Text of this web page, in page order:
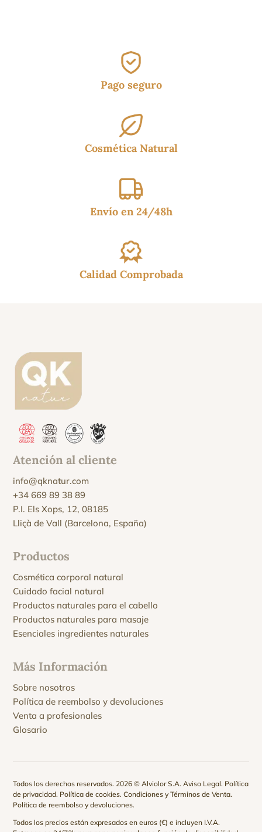
Pago seguro
Cosmética Natural
Envío en 24/48h
Calidad Comprobada
Atención al cliente
info@qknatur.com
+34 669 89 38 89
P.I. Els Xops, 12, 08185
Lliçà de Vall (Barcelona, España)
Productos
Cosmética corporal natural
Cuidado facial natural
Productos naturales para el cabello
Productos naturales para masaje
Esenciales ingredientes naturales
Más Información
Sobre nosotros
Política de reembolso y devoluciones
Venta a profesionales
Glosario
Todos los derechos reservados. 2026 © Alviolor S.A.Aviso Legal. Política
de privacidad. Política de cookies.Condiciones y Términos de Venta.
Política de reembolso y devoluciones.
Todos los precios están expresados en euros (€) e incluyen I.V.A.